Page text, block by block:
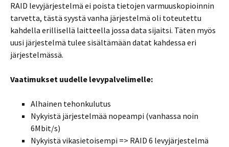
RAID levyjärjestelmä ei poista tietojen varmuuskopioinnin
tarvetta, tästä syystä vanha järjestelmä oli toteutettu
kahdella erillisellä laitteella jossa data sijaitsi. Täten myös
uusi järjestelmä tulee sisältämään datat kahdessa eri
järjestelmässä.
Vaatimukset uudelle levypalvelimelle:
Alhainen tehonkulutus
Nykyistä järjestelmää nopeampi (vanhassa noin
6Mbit/s)
Nykyistä vikasietoisempi => RAID 6 levyjärjestelmä